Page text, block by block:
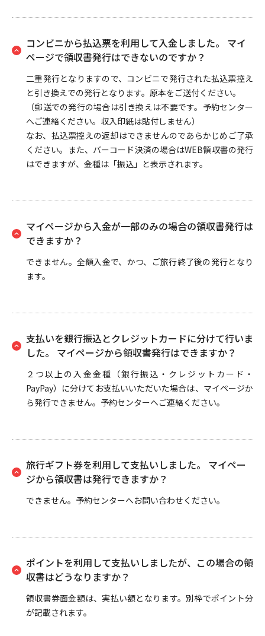
コンビニから払込票を利用して入金しました。 マイ
ページで領収書発行はできないのですか？
二重発行となりますので、コンビニで発行された払込票控え
と引き換えでの発行となります。原本をご送付ください。
（郵送での発行の場合は引き換えは不要です。予約センター
へご連絡ください。収入印紙は貼付しません）
なお、払込票控えの返却はできませんのであらかじめご了承
ください。また、バーコード決済の場合はWEB領収書の発行
はできますが、金種は「振込」と表示されます。
マイページから入金が一部のみの場合の領収書発行は
できますか？
できません。全額入金で、かつ、ご旅行終了後の発行となり
ます。
支払いを銀行振込とクレジットカードに分けて行いま
した。 マイページから領収書発行はできますか？
２つ以上の入金金種（銀行振込・クレジットカード・
PayPay）に分けてお支払いいただいた場合は、マイページか
ら発行できません。予約センターへご連絡ください。
旅行ギフト券を利用して支払いしました。 マイペー
ジから領収書は発行できますか？
できません。予約センターへお問い合わせください。
ポイントを利用して支払いしましたが、この場合の領
収書はどうなりますか？
領収書券面金額は、実払い額となります。別枠でポイント分
が記載されます。